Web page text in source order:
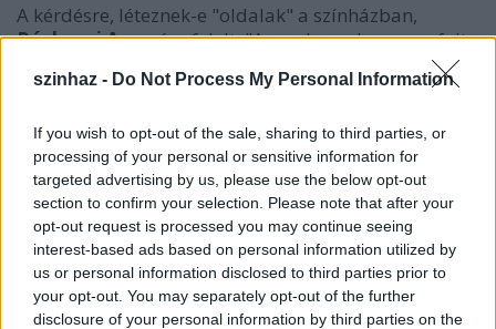
szinhaz - Do Not Process My Personal Information
If you wish to opt-out of the sale, sharing to third parties, or
processing of your personal or sensitive information for
targeted advertising by us, please use the below opt-out
section to confirm your selection. Please note that after your
opt-out request is processed you may continue seeing
interest-based ads based on personal information utilized by
us or personal information disclosed to third parties prior to
your opt-out. You may separately opt-out of the further
disclosure of your personal information by third parties on the
A kérdésre, léteznek-e "oldalak" a színházban,
Ráckevei Annaígy felelt: "Az embernek van egyfajta
gondolom, az lenne egészséges, ha ezt négyévenként,
Egyébként a szakmáról kéne hogy szóljon a színházi
élet. (...)"